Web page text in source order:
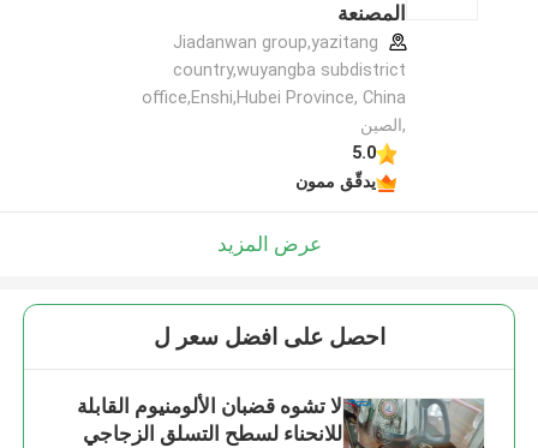
المصنعة
Jiadanwan group,yazitang
country,wuyangba subdistrict
office,Enshi,Hubei Province, China
,الصين
5.0
يدقّق ممون
عرض المزيد
احصل على افضل سعر ل
لا تشوه قضبان الألومنيوم القابلة
للانحناء لسطح التسلق الزجاجي